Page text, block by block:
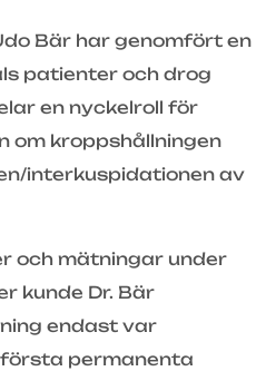
Bär har genomfört en
patienter och drog
en nyckelroll för
om kroppshållningen
interkuspidationen av
och mätningar under
kunde Dr. Bär
endast var
permanenta